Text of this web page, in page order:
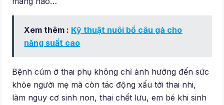
Xem thêm : Kỹ thuật nuôi bồ câu gà cho
năng suất cao
Bệnh cúm ở thai phụ không chỉ ảnh hưởng đến sức
khỏe người mẹ mà còn tác động xấu tới thai nhi,
làm nguy cơ sinh non, thai chết lưu, em bé khi sinh